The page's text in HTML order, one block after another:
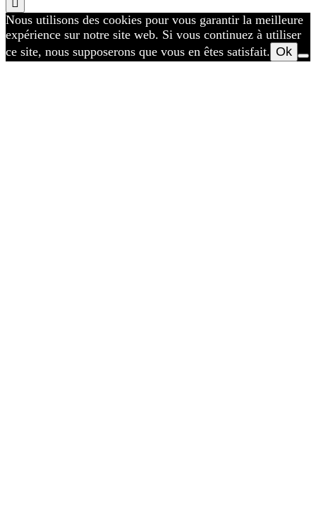
Nous utilisons des cookies pour vous garantir la meilleure
expérience sur notre site web. Si vous continuez à utiliser
ce site, nous supposerons que vous en êtes satisfait. Ok